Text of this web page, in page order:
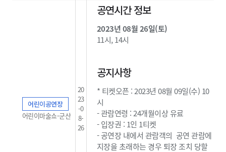
어린이공연장
어린이마술쇼-군산
20
23
-0
8-
26
공연시간 정보
2023년 08월 26일(토)
11시, 14시
공지사항
* 티켓오픈 : 2023년 08월 09일(수) 10
시
- 관람연령 : 24개월이상 유료
- 입장권 : 1인 1티켓
- 공연장 내에서 관람객의 공연 관람에
지장을 초래하는 경우 퇴장 조치 당할